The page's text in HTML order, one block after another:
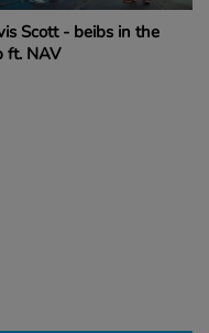
Scott - beibs in the
ft. NAV